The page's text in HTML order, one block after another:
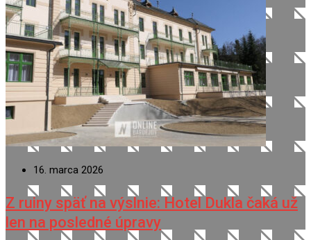
16. marca 2026
Z ruiny späť na výslnie: Hotel Dukla čaká už
len na posledné úpravy